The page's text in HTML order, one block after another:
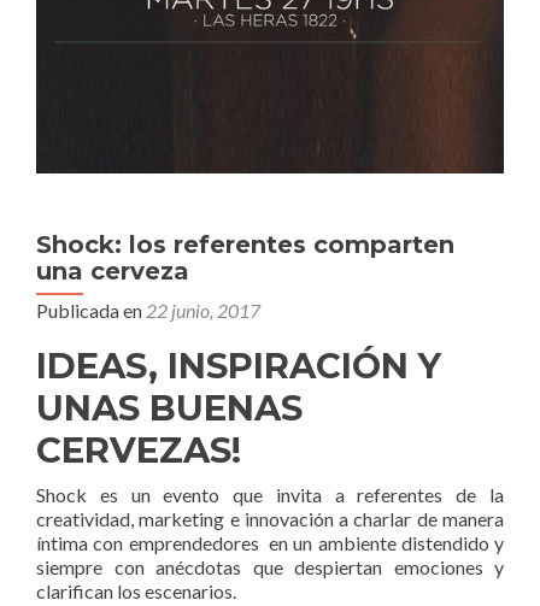
Shock: los referentes comparten
una cerveza
Publicada en 22 junio, 2017
IDEAS, INSPIRACIÓN Y
UNAS BUENAS
CERVEZAS!
Shock es un evento que invita a referentes de la
creatividad, marketing e innovación a charlar de manera
íntima con emprendedores en un ambiente distendido y
siempre con anécdotas que despiertan emociones y
clarifican los escenarios.